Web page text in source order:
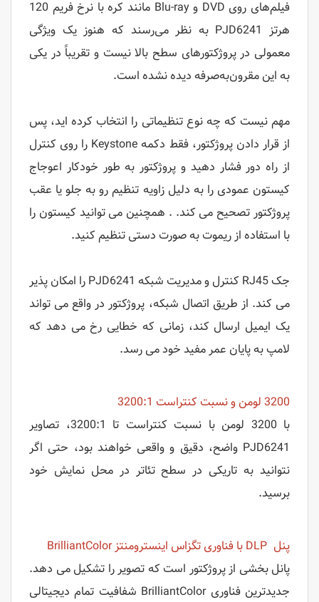
فیلم‌های روی DVD و Blu-ray مانند کره با نرخ فریم 120
هرتز PJD6241 به نظر می‌رسند که هنوز یک ویژگی
معمولی در پروژکتورهای سطح بالا نیست و تقریباً در یکی
به این مقرون‌به‌صرفه دیده نشده است.
مهم نیست که چه نوع تنظیماتی را انتخاب کرده اید، پس
از قرار دادن پروژکتور، فقط دکمه Keystone را روی کنترل
از راه دور فشار دهید و پروژکتور به طور خودکار اعوجاج
کیستون عمودی را به دلیل زاویه تنظیم رو به جلو یا عقب
پروژکتور تصحیح می کند. . همچنین می توانید کیستون را
با استفاده از ریموت به صورت دستی تنظیم کنید.
جک RJ45 کنترل و مدیریت شبکه PJD6241 را امکان پذیر
می کند. از طریق اتصال شبکه، پروژکتور در واقع می تواند
یک ایمیل ارسال کند، زمانی که خطایی رخ می دهد که
لامپ به پایان عمر مفید خود می رسد.
3200 لومن و نسبت کنتراست 3200:1
با 3200 لومن با نسبت کنتراست تا 3200:1، تصاویر
PJD6241 واضح، دقیق و واقعی خواهند بود، حتی اگر
نتوانید به تاریکی در سطح تئاتر در محل نمایش خود
برسید.
پنل DLP با فناوری تگزاس اینسترومنتز BrilliantColor
پانل بخشی از پروژکتور است که تصویر را تشکیل می دهد.
جدیدترین فناوری BrilliantColor شفافیت تمام دیجیتالی